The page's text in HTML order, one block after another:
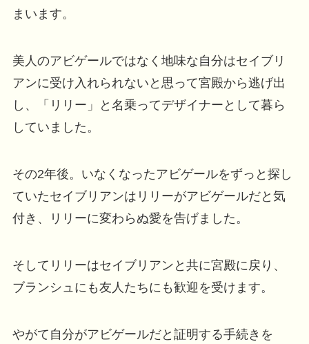
まいます。
美人のアビゲールではなく地味な自分はセイブリ
アンに受け入れられないと思って宮殿から逃げ出
し、「リリー」と名乗ってデザイナーとして暮ら
していました。
その2年後。いなくなったアビゲールをずっと探し
ていたセイブリアンはリリーがアビゲールだと気
付き、リリーに変わらぬ愛を告げました。
そしてリリーはセイブリアンと共に宮殿に戻り、
ブランシュにも友人たちにも歓迎を受けます。
やがて自分がアビゲールだと証明する手続きを